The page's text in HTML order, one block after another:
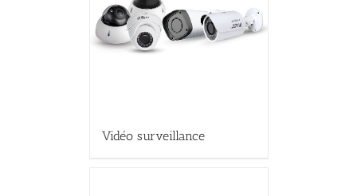
Vidéo surveillance